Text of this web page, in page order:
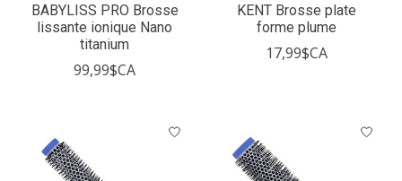
BABYLISS PRO Brosse
lissante ionique Nano
titanium
99,99$CA
KENT Brosse plate
forme plume
17,99$CA